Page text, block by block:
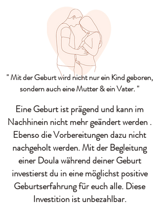
" Mit der Geburt wird nicht nur ein Kind geboren,
sondern auch eine Mutter & ein Vater. "
Eine Geburt ist prägend und kann im
Nachhinein nicht mehr geändert werden .
Ebenso die Vorbereitungen dazu nicht
nachgeholt werden. Mit der Begleitung
einer Doula während deiner Geburt
investierst du in eine möglichst positive
Geburtserfahrung für euch alle. Diese
Investition ist unbezahlbar.